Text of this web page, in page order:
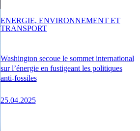
Washington secoue le sommet international
sur l’énergie en fustigeant les politiques
anti-fossiles
25.04.2025
ENERGIE, ENVIRONNEMENT ET
TRANSPORT